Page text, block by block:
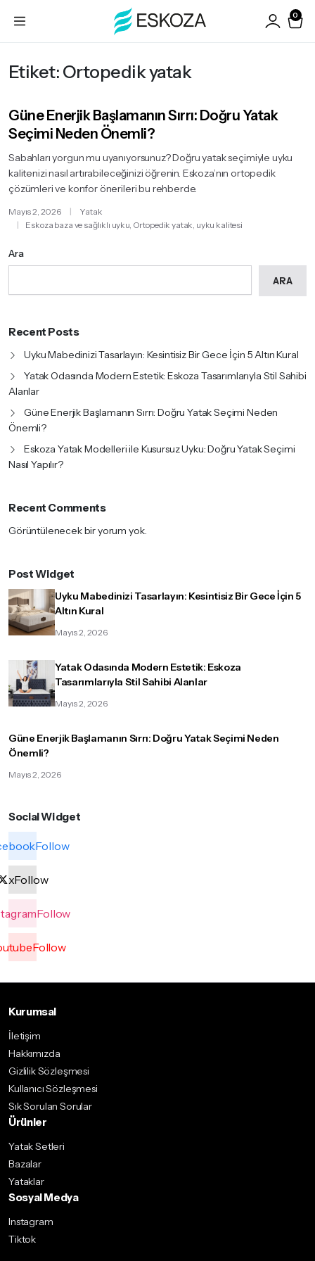
0
Etiket: Ortopedik yatak
Güne Enerjik Başlamanın Sırrı: Doğru Yatak
Seçimi Neden Önemli?
Sabahları yorgun mu uyanıyorsunuz? Doğru yatak seçimiyle uyku
kalitenizi nasıl artırabileceğinizi öğrenin. Eskoza’nın ortopedik
çözümleri ve konfor önerileri bu rehberde.
Mayıs 2, 2026
Yatak
Eskoza baza ve sağlıklı uyku, Ortopedik yatak, uyku kalitesi
Ara
ARA
Recent Posts
Uyku Mabedinizi Tasarlayın: Kesintisiz Bir Gece İçin 5 Altın Kural
Yatak Odasında Modern Estetik: Eskoza Tasarımlarıyla Stil Sahibi
Alanlar
Güne Enerjik Başlamanın Sırrı: Doğru Yatak Seçimi Neden
Önemli?
Eskoza Yatak Modelleri ile Kusursuz Uyku: Doğru Yatak Seçimi
Nasıl Yapılır?
Recent Comments
Görüntülenecek bir yorum yok.
Post Widget
Uyku Mabedinizi Tasarlayın: Kesintisiz Bir Gece İçin 5
Altın Kural
Mayıs 2, 2026
Yatak Odasında Modern Estetik: Eskoza
Tasarımlarıyla Stil Sahibi Alanlar
Mayıs 2, 2026
Güne Enerjik Başlamanın Sırrı: Doğru Yatak Seçimi Neden
Önemli?
Mayıs 2, 2026
Social Widget
Follow
xFollow
Follow
Follow
Kurumsal
İletişim
Hakkımızda
Gizlilik Sözleşmesi
Kullanıcı Sözleşmesi
Sık Sorulan Sorular
Ürünler
Yatak Setleri
Bazalar
Yataklar
Sosyal Medya
Instagram
Tiktok